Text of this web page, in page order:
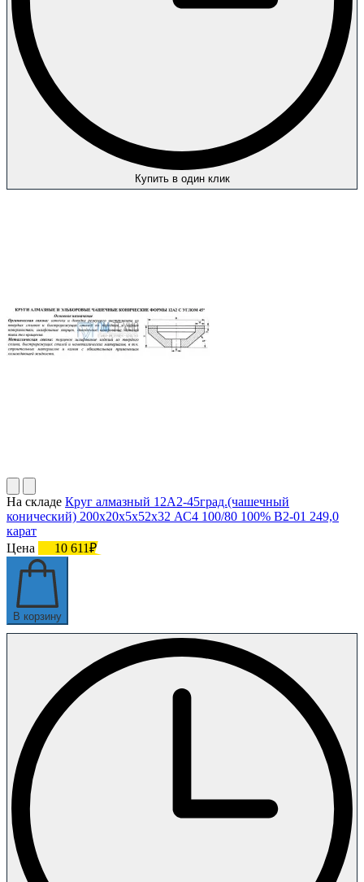
Купить в один клик
На складе Круг алмазный 12А2-45град.(чашечный
конический) 200х20х5х52х32 АС4 100/80 100% В2-01 249,0
карат
Цена
10 611₽
В корзину